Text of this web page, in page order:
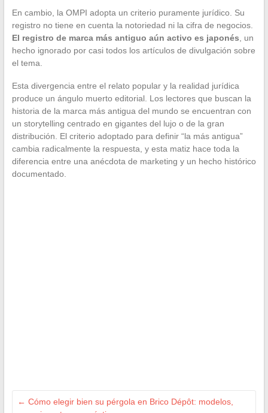
En cambio, la OMPI adopta un criterio puramente jurídico. Su
registro no tiene en cuenta la notoriedad ni la cifra de negocios.
El registro de marca más antiguo aún activo es japonés , un
hecho ignorado por casi todos los artículos de divulgación sobre
el tema.
Esta divergencia entre el relato popular y la realidad jurídica
produce un ángulo muerto editorial. Los lectores que buscan la
historia de la marca más antigua del mundo se encuentran con
un storytelling centrado en gigantes del lujo o de la gran
distribución. El criterio adoptado para definir “la más antigua”
cambia radicalmente la respuesta, y esta matiz hace toda la
diferencia entre una anécdota de marketing y un hecho histórico
documentado.
← Cómo elegir bien su pérgola en Brico Dépôt: modelos,